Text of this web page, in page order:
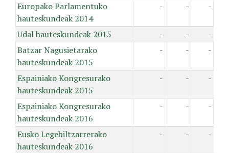
Europako Parlamentuko
hauteskundeak 2014
- - -
Udal hauteskundeak 2015 - -
-
Batzar Nagusietarako
hauteskundeak 2015
- - -
Espainiako Kongresurako
hauteskundeak 2015
- - -
Espainiako Kongresurako
hauteskundeak 2016
- - -
Eusko Legebiltzarrerako
hauteskundeak 2016
- - -